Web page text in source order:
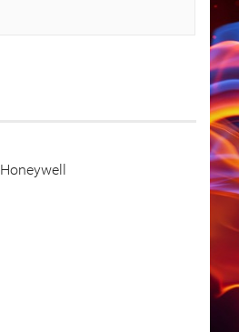
Honeywell